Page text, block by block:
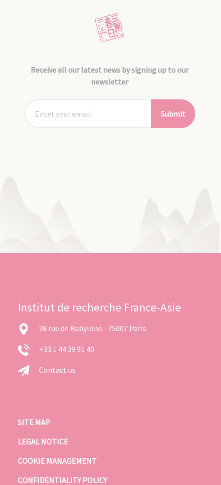
Receive all our latest news by signing up to our
newsletter
Submit
Institut de recherche France-Asie
28 rue de Babylone - 75007 Paris
+33 1 44 39 91 40
Contact us
SITE MAP
LEGAL NOTICE
COOKIE MANAGEMENT
CONFIDENTIALITY POLICY